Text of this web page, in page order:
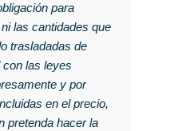
para
las cantidades que
trasladadas de
las leyes
y por
en el precio,
pretenda hacer la